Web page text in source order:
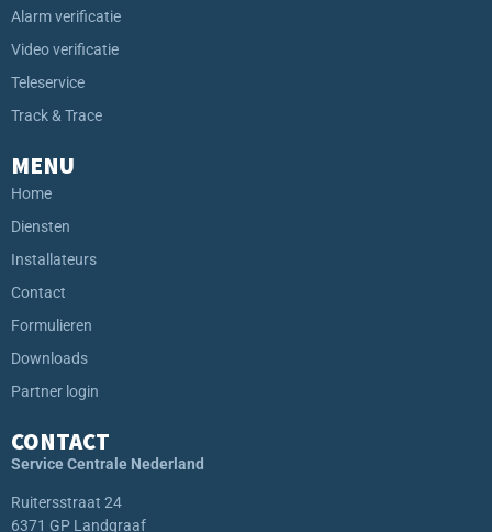
Alarm verificatie
Video verificatie
Teleservice
Track & Trace
MENU
Home
Diensten
Installateurs
Contact
Formulieren
Downloads
Partner login
CONTACT
Service Centrale Nederland
Ruitersstraat 24
6371 GP Landgraaf